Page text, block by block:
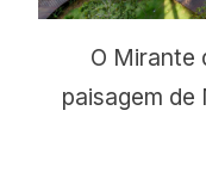
O Mirante
paisagem